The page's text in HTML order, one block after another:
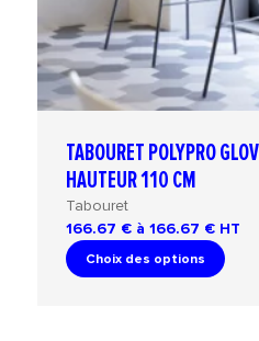
TABOURET POLYPRO
HAUTEUR 110 CM
Tabouret
166.67 € à 166.67 € HT
Choix des options